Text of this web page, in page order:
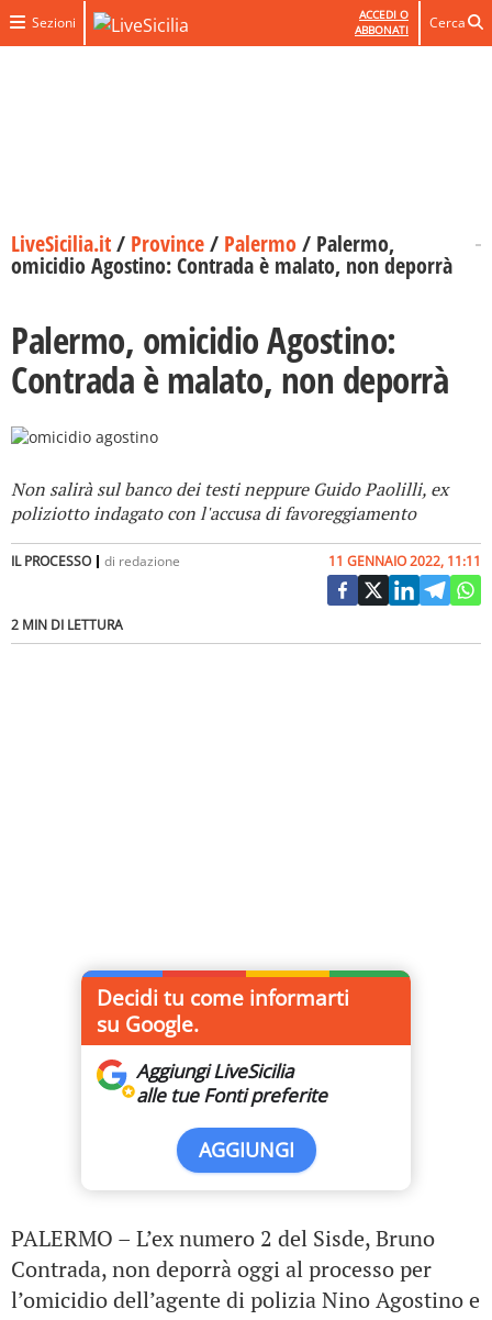
Sezioni
ACCEDI O
ABBONATI
Cerca
LiveSicilia.it/ Province/ Palermo/ Palermo,
omicidio Agostino: Contrada è malato, non deporrà
Palermo, omicidio Agostino:
Contrada è malato, non deporrà
Non salirà sul banco dei testi neppure Guido Paolilli, ex
poliziotto indagato con l'accusa di favoreggiamento
IL PROCESSO di redazione
2 MIN DI LETTURA
11 GENNAIO 2022, 11:11
Decidi tu come informarti
su Google.
Aggiungi LiveSicilia
alle tue Fonti preferite
AGGIUNGI
PALERMO – L’ex numero 2 del Sisde, Bruno
Contrada, non deporrà oggi al processo per
l’omicidio dell’agente di polizia Nino Agostino e